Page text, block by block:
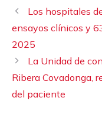
Los hospitales
ensayos clínicos y
2025
La Unidad de
Ribera Covadonga,
del paciente